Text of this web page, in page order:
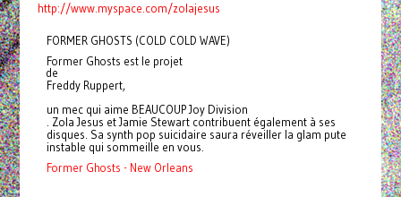
http://www.myspace.com/zolajesus
FORMER GHOSTS (COLD COLD WAVE)
Former Ghosts est le projet
de
Freddy Ruppert,
un mec qui aime BEAUCOUP Joy Division
. Zola Jesus et Jamie Stewart contribuent également à ses
disques. Sa synth pop suicidaire saura réveiller la glam pute
instable qui sommeille en vous.
Former Ghosts - New Orleans